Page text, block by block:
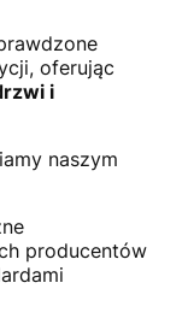
oferując
i
naszym
producentów